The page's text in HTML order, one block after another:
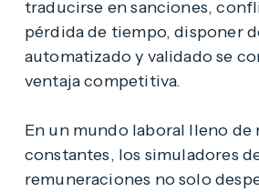
traducirse en sanciones,
pérdida de tiempo, disponer
automatizado y validado se
ventaja competitiva.
En un mundo laboral lleno de
constantes, los simuladores
remuneraciones no solo